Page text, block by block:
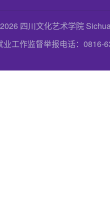
四川文化艺术学院
业工作监督举报电话：